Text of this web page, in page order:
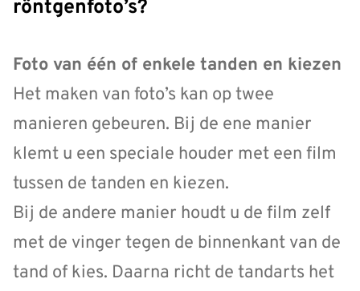
röntgenfoto’s?
Foto van één of enkele tanden en kiezen
Het maken van foto’s kan op twee
manieren gebeuren. Bij de ene manier
klemt u een speciale houder met een film
tussen de tanden en kiezen.
Bij de andere manier houdt u de film zelf
met de vinger tegen de binnenkant van de
tand of kies. Daarna richt de tandarts het